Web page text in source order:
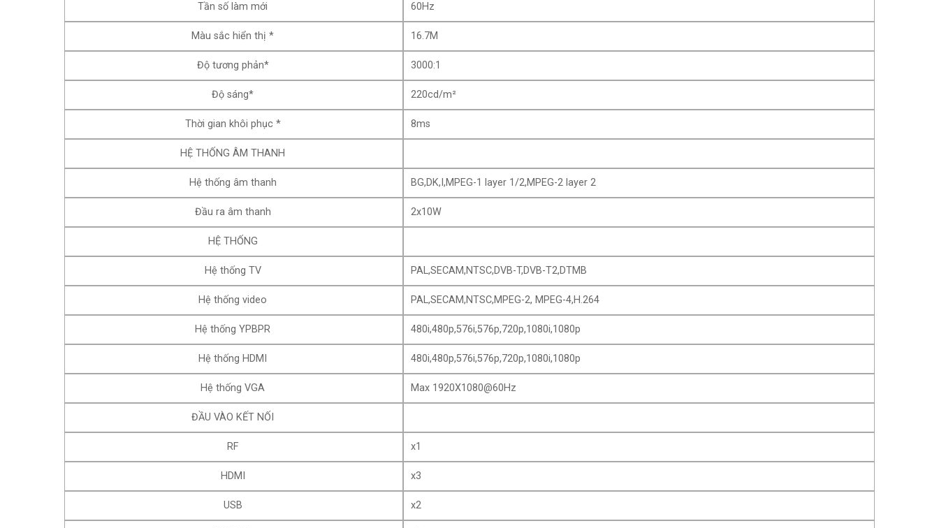
Tần số làm mới 60Hz
Màu sắc hiển thị * 16.7M
Độ tương phản* 3000:1
Độ sáng* 220cd/m²
Thời gian khôi phục * 8ms
HỆ THỐNG ÂM THANH
Hệ thống âm thanh BG,DK,I,MPEG-1 layer 1/2,MPEG-2 layer 2
Đầu ra âm thanh 2x10W
HỆ THỐNG
Hệ thống TV PAL,SECAM,NTSC,DVB-T,DVB-T2,DTMB
Hệ thống video PAL,SECAM,NTSC,MPEG-2, MPEG-4,H.264
Hệ thống YPBPR 480i,480p,576i,576p,720p,1080i,1080p
Hệ thống HDMI 480i,480p,576i,576p,720p,1080i,1080p
Hệ thống VGA Max 1920X1080@60Hz
ĐẦU VÀO KẾT NỐI
RF x1
HDMI x3
USB x2